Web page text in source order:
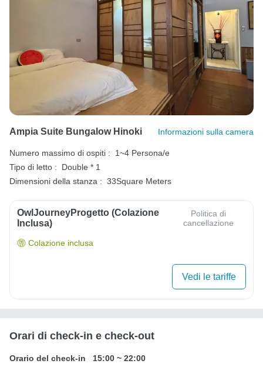
Ampia Suite Bungalow Hinoki Informazioni sulla camera
Numero massimo di ospiti :
1~4 Persona/e
Tipo di letto :
Double * 1
Dimensioni della stanza : 33Square Meters
OwlJourneyProgetto (colazione
Inclusa)
Politica di
cancellazione
Colazione inclusa
Vedi le tariffe
Orari di check-in e check-out
Orario del check-in 15:00 ~ 22:00